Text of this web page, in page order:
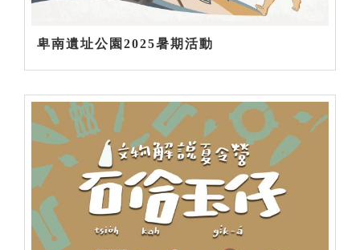
卑南遺址公園2025暑期活動